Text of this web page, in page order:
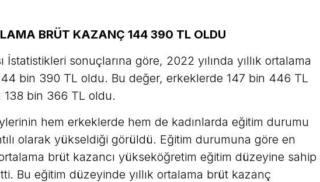
BRÜT KAZANÇ 144 390 TL OLDU
İstatistikleri sonuçlarına göre, 2022 yılında yıllık ortalama
bin 390 TL oldu. Bu değer, erkeklerde 147 bin 446 TL
138 bin 366 TL oldu.
hem erkeklerde hem de kadınlarda eğitim durumu
olarak yükseldiği görüldü. Eğitim durumuna göre en
brüt kazancı yükseköğretim eğitim düzeyine sahip
Bu eğitim düzeyinde yıllık ortalama brüt kazanç